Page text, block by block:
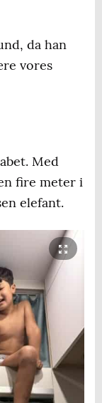
da han
vores
Med
fire meter i
elefant.